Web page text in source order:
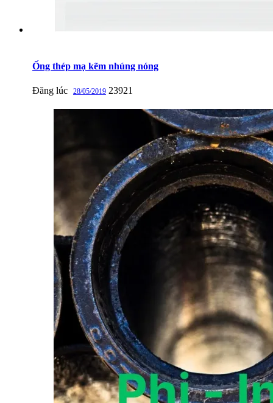
Ống thép mạ kẽm nhúng nóng
Đăng lúc 28/05/2019 23921